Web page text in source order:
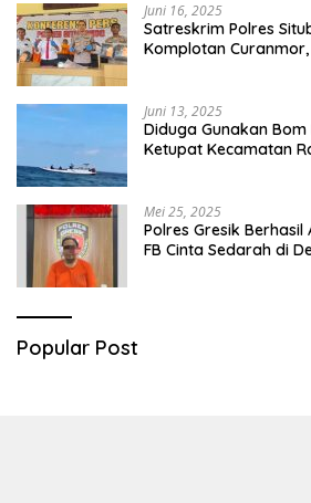
Juni 16, 2025
Satreskrim Polres
Komplotan
Juni 13, 2025
Diduga Gunakan
Ketupat Kecamatan
Mei 25, 2025
Polres Gresik
FB Cinta Sedarah di
Popular Post